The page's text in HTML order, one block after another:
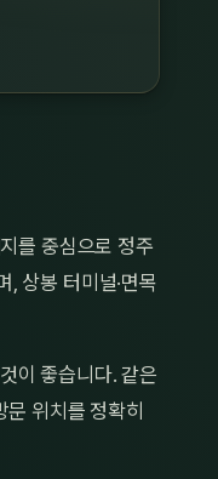
를 중심으로 정주
, 상봉 터미널·면목
이 좋습니다. 같은
문 위치를 정확히